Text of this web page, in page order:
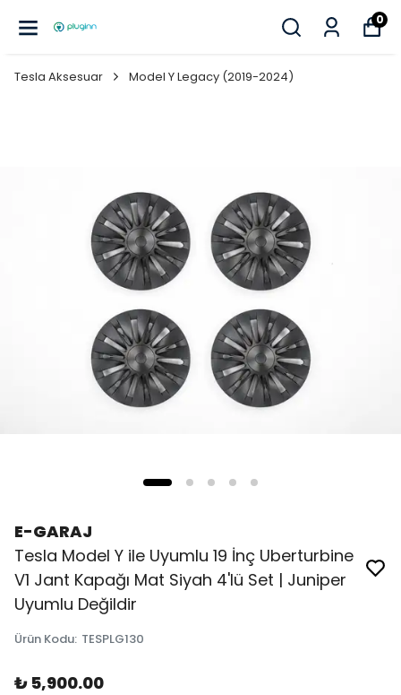
0
Tesla Aksesuar Model Y Legacy (2019-2024)
E-GARAJ
Tesla Model Y ile Uyumlu 19 İnç Uberturbine
V1 Jant Kapağı Mat Siyah 4'lü Set | Juniper
Uyumlu Değildir
Ürün Kodu: TESPLG130
₺ 5,900.00